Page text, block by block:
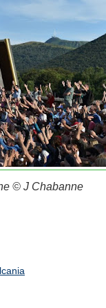
© J Chabanne